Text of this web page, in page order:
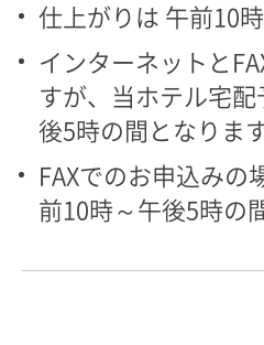
仕上がりは 午前10
インターネットと
すが、当ホテル宅
後5時の間となります
FAXでのお申込み
前10時～午後5時の